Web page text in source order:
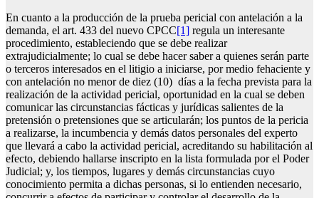
En cuanto a la producción de la prueba pericial con antelación a la
demanda, el art. 433 del nuevo CPCC[1] regula un interesante
procedimiento, estableciendo que se debe realizar
extrajudicialmente; lo cual se debe hacer saber a quienes serán parte
o terceros interesados en el litigio a iniciarse, por medio fehaciente y
con antelación no menor de diez (10) días a la fecha prevista para la
realización de la actividad pericial, oportunidad en la cual se deben
comunicar las circunstancias fácticas y jurídicas salientes de la
pretensión o pretensiones que se articularán; los puntos de la pericia
a realizarse, la incumbencia y demás datos personales del experto
que llevará a cabo la actividad pericial, acreditando su habilitación al
efecto, debiendo hallarse inscripto en la lista formulada por el Poder
Judicial; y, los tiempos, lugares y demás circunstancias cuyo
conocimiento permita a dichas personas, si lo entienden necesario,